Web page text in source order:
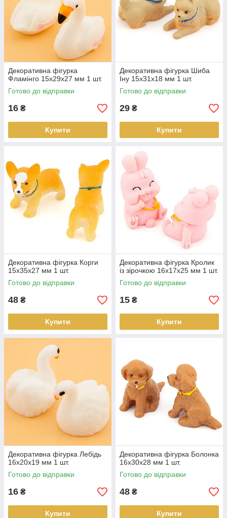
Декоративна фігурка
Фламінго 15х29х27 мм 1 шт.
Готово до відправки
16 ₴
Купити
Декоративна фігурка Шиба
Іну 15х31х18 мм 1 шт.
Готово до відправки
29 ₴
Купити
Декоративна фігурка Корги
15х35х27 мм 1 шт.
Готово до відправки
48 ₴
Купити
Декоративна фігурка Кролик
із зірочкою 16х17х25 мм 1 шт.
Готово до відправки
15 ₴
Купити
Декоративна фігурка Лебідь
16х20х19 мм 1 шт.
Готово до відправки
16 ₴
Купити
Декоративна фігурка Болонка
16х30х28 мм 1 шт.
Готово до відправки
48 ₴
Купити